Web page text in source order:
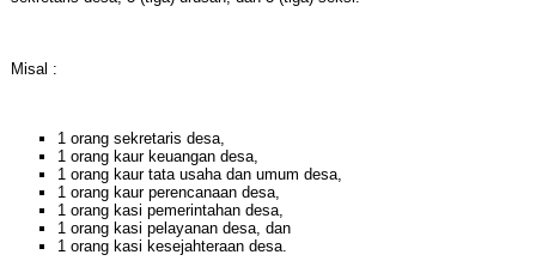
Misal :
1 orang sekretaris desa,
1 orang kaur keuangan desa,
1 orang kaur tata usaha dan umum desa,
1 orang kaur perencanaan desa,
1 orang kasi pemerintahan desa,
1 orang kasi pelayanan desa, dan
1 orang kasi kesejahteraan desa.